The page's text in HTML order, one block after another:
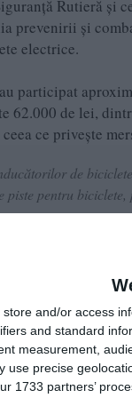
store and/or access
and standard
measurement,
use precise
1733 partners’
Rutieră și
prevenirii și
electrice.
participat
de lei,
ce privește
de
piste pentru
a mai transmis
pe Google News
a placut articolul?